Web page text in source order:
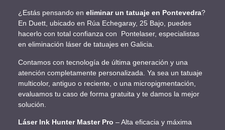
¿Estás pensando en eliminar un tatuaje en Pontevedra?
En Duett, ubicado en Rúa Echegaray, 25 Bajo, puedes
hacerlo con total confianza con Pontelaser, especialistas
en eliminación láser de tatuajes en Galicia.
Contamos con tecnología de última generación y una
atención completamente personalizada. Ya sea un tatuaje
multicolor, antiguo o reciente, o una micropigmentación,
evaluamos tu caso de forma gratuita y te damos la mejor
solución.
Láser Ink Hunter Master Pro – Alta eficacia y máxima